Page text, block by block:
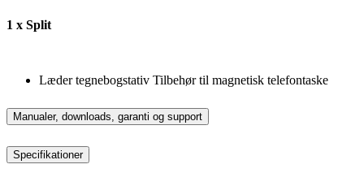
1 x Split
Læder tegnebogstativ Tilbehør til magnetisk telefontaske
Manualer, downloads, garanti og support
Specifikationer